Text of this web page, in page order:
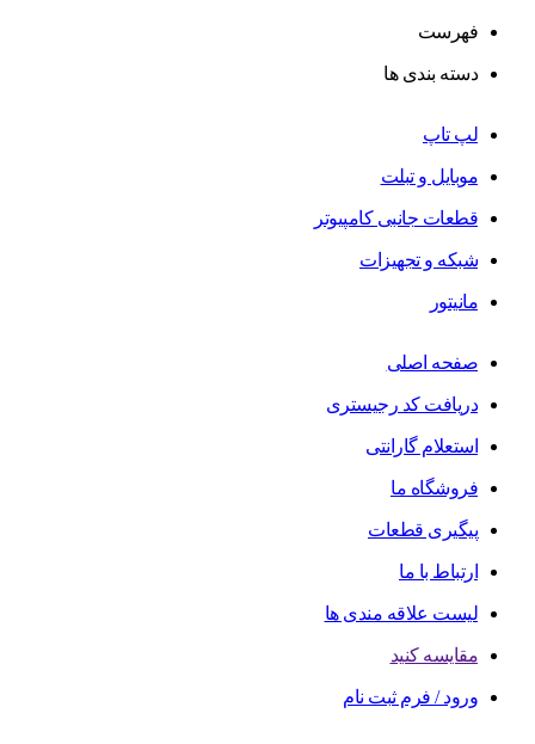
فهرست
دسته بندی ها
لپ تاپ
موبایل و تبلت
قطعات جانبی کامپیوتر
شبکه و تجهیزات
مانیتور
صفحه اصلی
دریافت کد رجیستری
استعلام گارانتی
فروشگاه ما
پیگیری قطعات
ارتباط با ما
لیست علاقه مندی ها
مقایسه کنید
ورود / فرم ثبت نام